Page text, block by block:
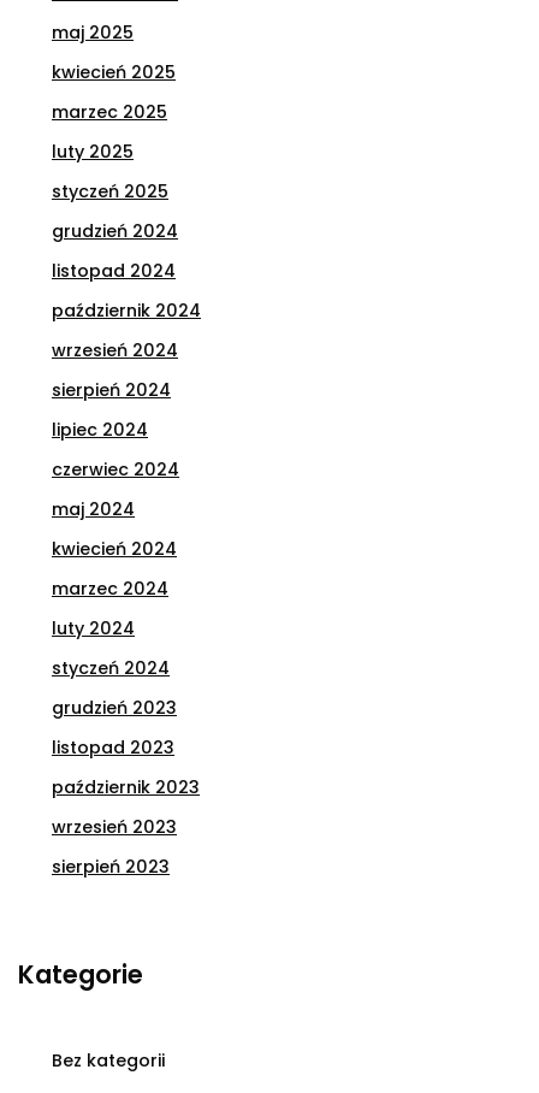
maj 2025
kwiecień 2025
marzec 2025
luty 2025
styczeń 2025
grudzień 2024
listopad 2024
październik 2024
wrzesień 2024
sierpień 2024
lipiec 2024
czerwiec 2024
maj 2024
kwiecień 2024
marzec 2024
luty 2024
styczeń 2024
grudzień 2023
listopad 2023
październik 2023
wrzesień 2023
sierpień 2023
Kategorie
Bez kategorii